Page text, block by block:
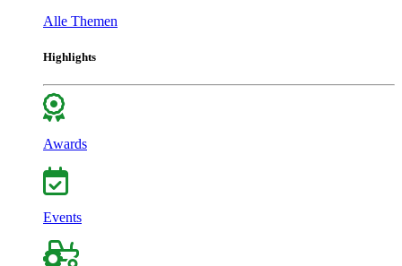
Alle Themen
Highlights
Awards
Events